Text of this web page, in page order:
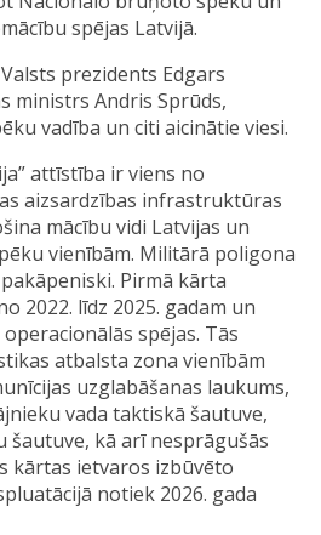
spējas Latvijā.
prezidents Edgars
ministrs Andris Sprūds,
vadība un citi aicinātie viesi.
attīstība ir viens no
aizsardzības infrastruktūras
mācību vidi Latvijas un
vienībām. Militārā poligona
Pirmā kārta
2022. līdz 2025. gadam un
spējas. Tās
atbalsta zona vienībām
uzglabāšanas laukums,
vada taktiskā šautuve,
šautuve, kā arī nesprāgušās
kārtas ietvaros izbūvēto
notiek 2026. gada